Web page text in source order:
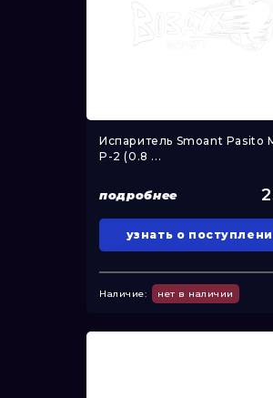
Испаритель Smoant Pasito
P-2 (0.8 ...
подробнее
узнать о
Наличие: нет в наличии